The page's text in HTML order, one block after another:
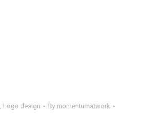
Logo design By momentumatwork